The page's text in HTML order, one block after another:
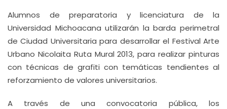
Alumnos de preparatoria y licenciatura de la
Universidad Michoacana utilizarán la barda perimetral
de Ciudad Universitaria para desarrollar el Festival Arte
Urbano Nicolaita Ruta Mural 2013, para realizar pinturas
con técnicas de grafiti con temáticas tendientes al
reforzamiento de valores universitarios.
A través de una convocatoria pública, los